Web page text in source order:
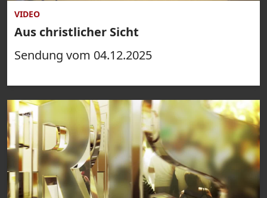
VIDEO
Aus christlicher Sicht
Sendung vom 04.12.2025